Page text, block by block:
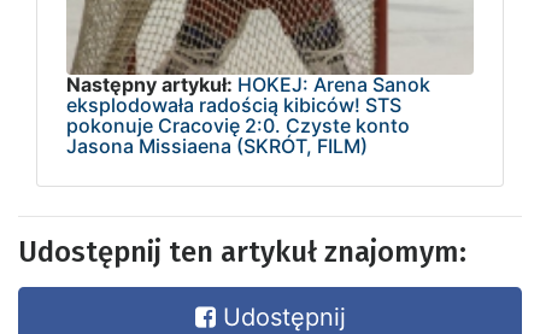
Następny artykuł: HOKEJ: Arena Sanok
eksplodowała radością kibiców! STS
pokonuje Cracovię 2:0. Czyste konto
Jasona Missiaena (SKRÓT, FILM)
Udostępnij ten artykuł znajomym:
Udostępnij